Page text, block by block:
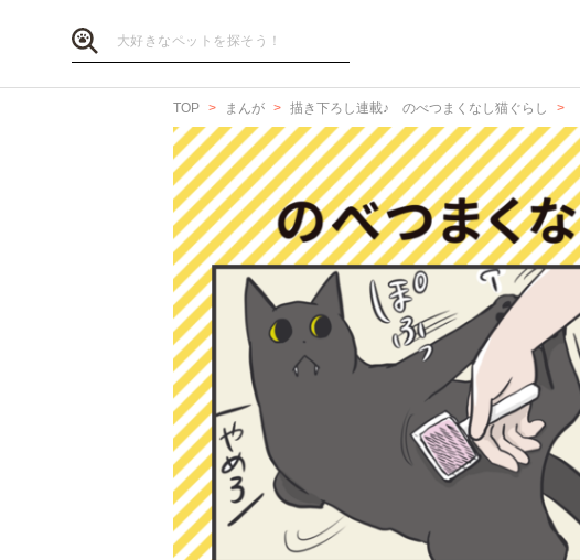
TOP まんが 描き下ろし連載♪ のべつまくなし猫ぐらし